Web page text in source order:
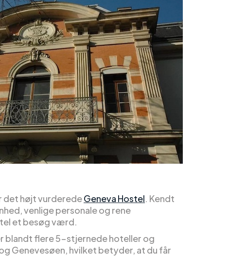
det højt vurderedeGeneva Hostel. Kendt
venlige personale og rene
et besøg værd.
blandt flere 5-stjernede hoteller og
Genevesøen, hvilket betyder, at du får